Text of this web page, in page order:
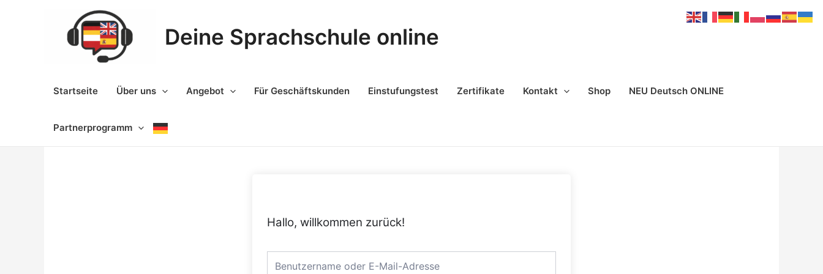
Deine Sprachschule online
Startseite Über uns Angebot Für Geschäftskunden Einstufungstest Zertifikate Kontakt Shop NEU Deutsch ONLINE
Partnerprogramm
Hallo, willkommen zurück!